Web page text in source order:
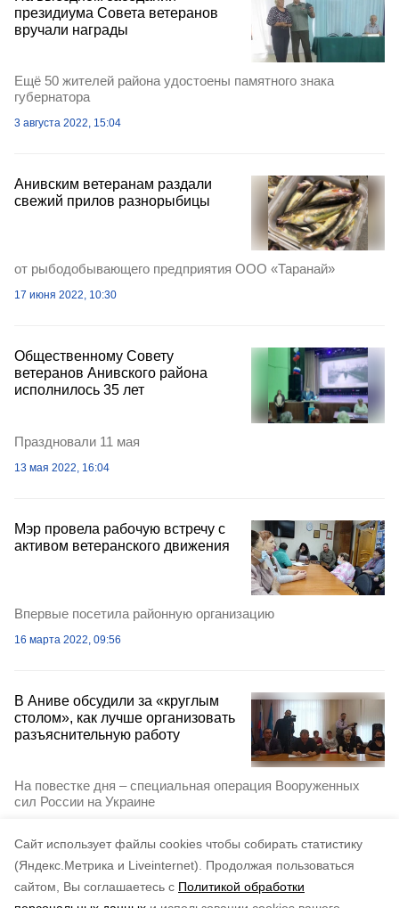
Cайт использует файлы cookies чтобы собирать статистику
(Яндекс.Метрика и Liveinternet).
Продолжая пользоваться
сайтом, Вы соглашаетесь с Политикой обработки
президиума Совета ветеранов
вручали награды
Ещё 50 жителей района удостоены памятного знака
губернатора
3 августа 2022, 15:04
Анивским ветеранам раздали
свежий прилов разнорыбицы
от рыбодобывающего предприятия ООО «Таранай»
17 июня 2022, 10:30
Общественному Совету
ветеранов Анивского района
исполнилось 35 лет
Праздновали 11 мая
13 мая 2022, 16:04
Мэр провела рабочую встречу с
активом ветеранского движения
Впервые посетила районную организацию
16 марта 2022, 09:56
В Аниве обсудили за «круглым
столом», как лучше организовать
разъяснительную работу
На повестке дня – специальная операция Вооруженных
сил России на Украине